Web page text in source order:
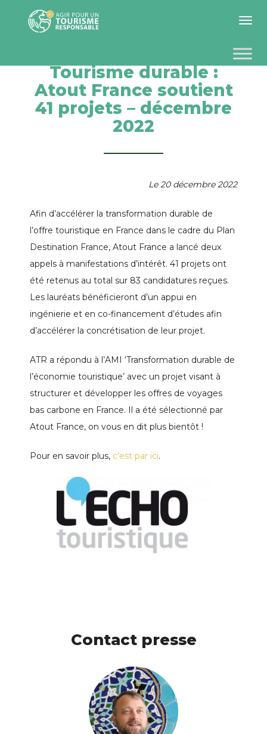
Toggle
Tourisme durable :
Atout France soutient
41 projets – décembre
2022
Le 20 décembre 2022
Afin d’accélérer la transformation durable de
l’offre touristique en France dans le cadre du Plan
Destination France, Atout France a lancé deux
appels à manifestations d’intérêt. 41 projets ont
été retenus au total sur 83 candidatures reçues.
Les lauréats bénéficieront d’un appui en
ingénierie et en co-financement d’études afin
d’accélérer la concrétisation de leur projet.
ATR a répondu à l’AMI ‘Transformation durable de
l’économie touristique’ avec un projet visant à
structurer et développer les offres de voyages
bas carbone en France. Il a été sélectionné par
Atout France, on vous en dit plus bientôt !
Pour en savoir plus, c’est par ici.
Contact presse